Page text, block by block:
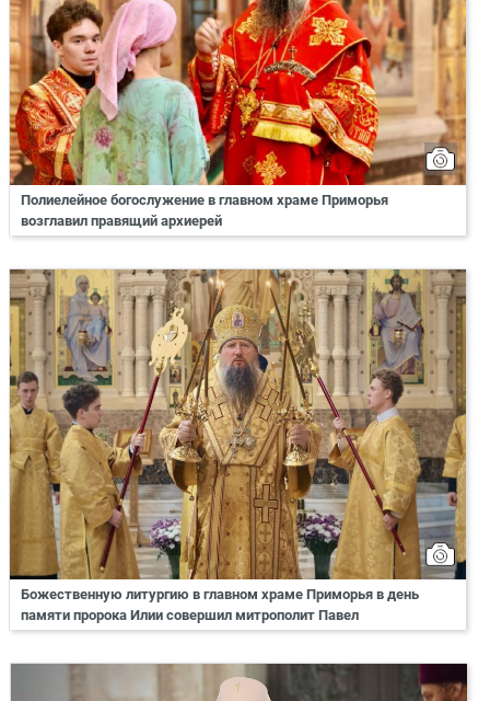
Полиелейное богослужение в главном храме Приморья
возглавил правящий архиерей
Божественную литургию в главном храме Приморья в день
памяти пророка Илии совершил митрополит Павел